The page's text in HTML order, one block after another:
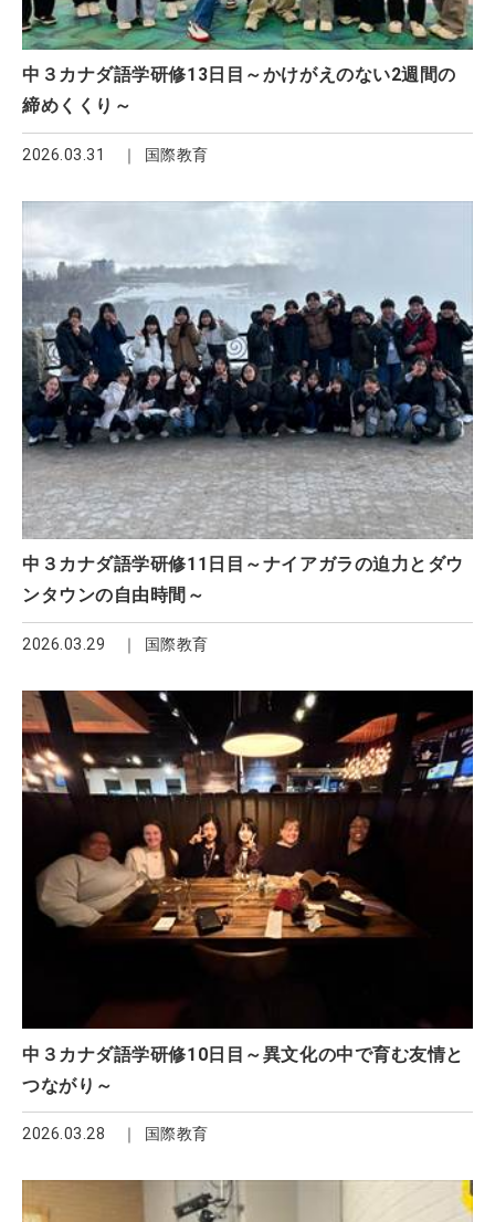
中３カナダ語学研修13日目～かけがえのない2週間の
締めくくり～
2026.03.31 国際教育
中３カナダ語学研修11日目～ナイアガラの迫力とダウ
ンタウンの自由時間～
2026.03.29 国際教育
中３カナダ語学研修10日目～異文化の中で育む友情と
つながり～
2026.03.28 国際教育